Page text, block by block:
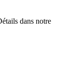
dans notre